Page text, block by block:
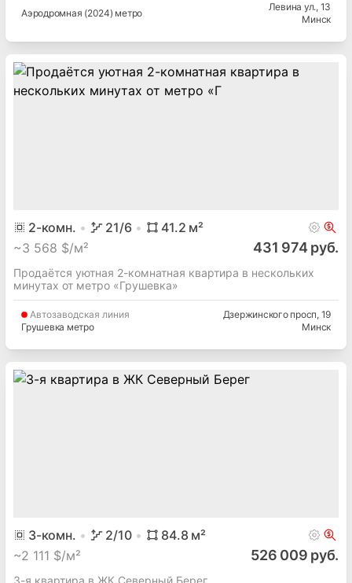
Аэродромная (2024) метро
Левина ул., 13
Минск
2-комн. 21/6 41.2 м²
~3 568 $/м² 431 974 руб.
Продаётся уютная 2-комнатная квартира в нескольких
минутах от метро «Грушевка»
Автозаводская линия
Грушевка метро
Дзержинского просп, 19
Минск
3-комн. 2/10 84.8 м²
~2 111 $/м² 526 009 руб.